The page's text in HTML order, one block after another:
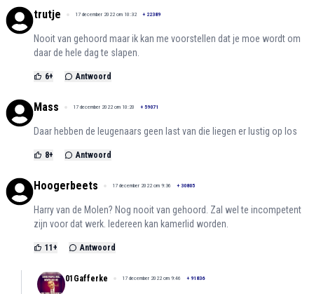
trutje 17 december 2022 om 10:32 + 22389
Nooit van gehoord maar ik kan me voorstellen dat je moe wordt om
daar de hele dag te slapen.
6+ Antwoord
Mass 17 december 2022 om 10:20 + 59071
Daar hebben de leugenaars geen last van die liegen er lustig op los
8+ Antwoord
Hoogerbeets 17 december 2022 om 9:36 + 30805
Harry van de Molen? Nog nooit van gehoord. Zal wel te incompetent
zijn voor dat werk. Iedereen kan kamerlid worden.
11 + Antwoord
01Gafferke 17 december 2022 om 9:46 + 91836